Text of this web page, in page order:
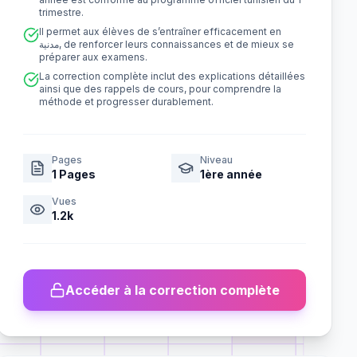
trimestre.
Il permet aux élèves de s’entraîner efficacement en
مدنية, de renforcer leurs connaissances et de mieux se
préparer aux examens.
La correction complète inclut des explications détaillées
ainsi que des rappels de cours, pour comprendre la
méthode et progresser durablement.
Pages
1 Pages
Niveau
1ère année
Vues
1.2k
Accéder à la correction complète